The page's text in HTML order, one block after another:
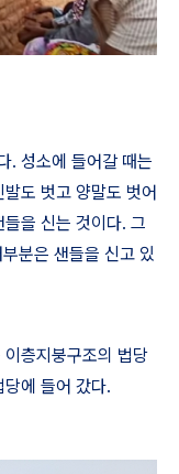
. 성소에 들어갈 때는
발도 벗고 양말도 벗어
을 신는 것이다. 그
분은 샌들을 신고 있
층지붕구조의 법당
당에 들어 갔다.